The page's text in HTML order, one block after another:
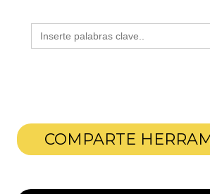
Buscar:
COMPARTE